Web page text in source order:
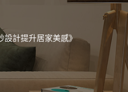
設計提升居家美感》